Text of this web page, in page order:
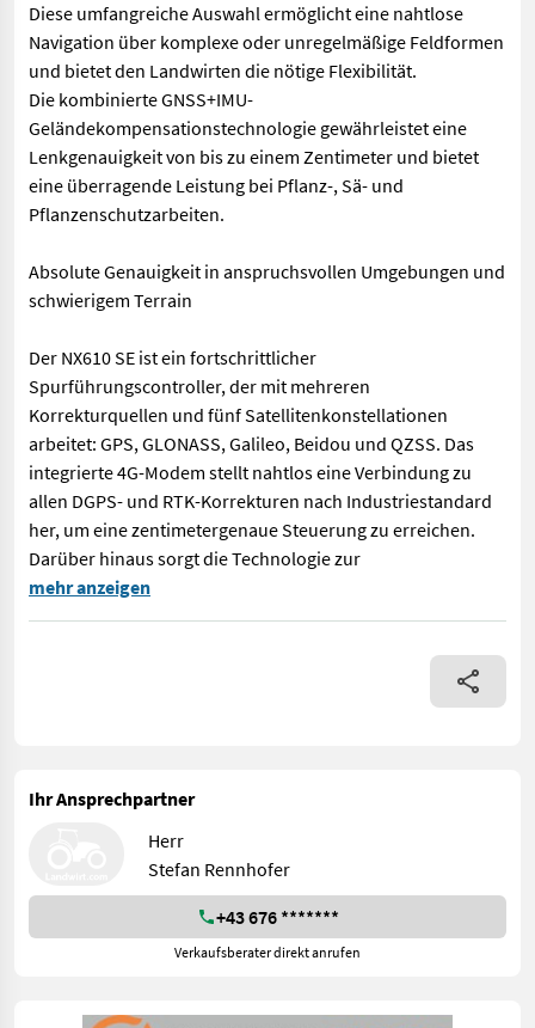
Diese umfangreiche Auswahl ermöglicht eine nahtlose
Navigation über komplexe oder unregelmäßige Feldformen
und bietet den Landwirten die nötige Flexibilität.
Die kombinierte GNSS+IMU-
Geländekompensationstechnologie gewährleistet eine
Lenkgenauigkeit von bis zu einem Zentimeter und bietet
eine überragende Leistung bei Pflanz-, Sä- und
Pflanzenschutzarbeiten.
Absolute Genauigkeit in anspruchsvollen Umgebungen und
schwierigem Terrain
Der NX610 SE ist ein fortschrittlicher
Spurführungscontroller, der mit mehreren
Korrekturquellen und fünf Satellitenkonstellationen
arbeitet: GPS, GLONASS, Galileo, Beidou und QZSS. Das
integrierte 4G-Modem stellt nahtlos eine Verbindung zu
allen DGPS- und RTK-Korrekturen nach Industriestandard
her, um eine zentimetergenaue Steuerung zu erreichen.
Darüber hinaus sorgt die Technologie zur
Frühkaufaktion!! Unbegrenzte und nahtlose
mehr anzeigen
Ihr Ansprechpartner
Herr
Stefan Rennhofer
+43 676 *******
Verkaufsberater direkt anrufen